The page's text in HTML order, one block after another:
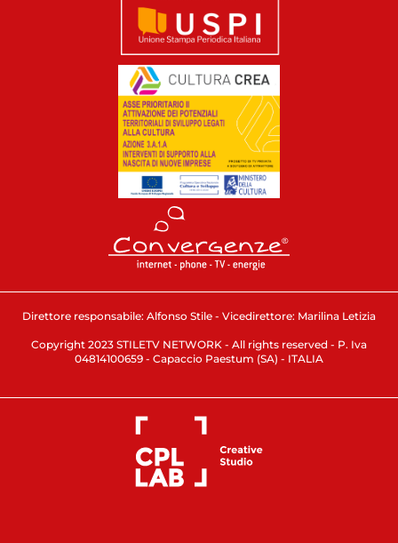
Direttore responsabile: Alfonso Stile - Vicedirettore: Marilina Letizia
Copyright 2023 STILETV NETWORK - All rights reserved - P. Iva
04814100659 - Capaccio Paestum (SA) - ITALIA